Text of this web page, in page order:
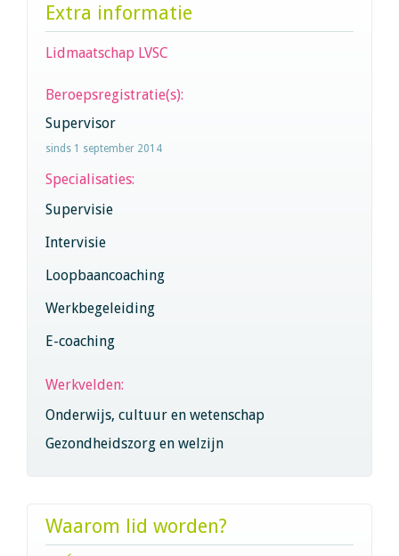
Extra informatie
Lidmaatschap LVSC
Beroepsregistratie(s):
Supervisor
sinds 1 september 2014
Specialisaties:
Supervisie
Intervisie
Loopbaancoaching
Werkbegeleiding
E-coaching
Werkvelden:
Onderwijs, cultuur en wetenschap
Gezondheidszorg en welzijn
Waarom lid worden?